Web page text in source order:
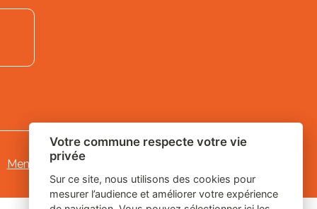
Mentions légales
Votre commune respecte votre vie
privée
Sur ce site, nous utilisons des cookies pour
mesurer l’audience et améliorer votre expérience